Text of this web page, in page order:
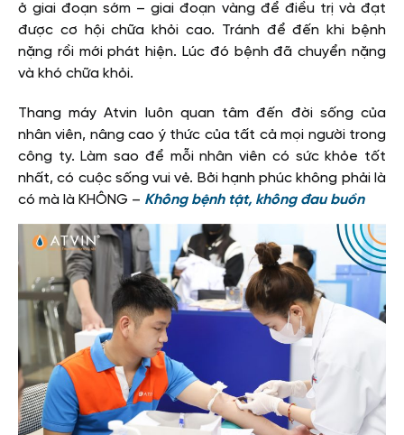
ở giai đoạn sớm – giai đoạn vàng để điều trị và đạt
được cơ hội chữa khỏi cao. Tránh để đến khi bệnh
nặng rồi mới phát hiện. Lúc đó bệnh đã chuyển nặng
và khó chữa khỏi.
Thang máy Atvin luôn quan tâm đến đời sống của
nhân viên, nâng cao ý thức của tất cả mọi người trong
công ty. Làm sao để mỗi nhân viên có sức khỏe tốt
nhất, có cuộc sống vui vẻ. Bởi hạnh phúc không phải là
có mà là KHÔNG – Không bệnh tật, không đau buồn